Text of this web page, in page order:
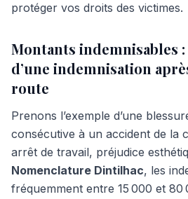
protéger vos droits des victimes.
Montants indemnisables
d’une indemnisation
route
Prenons l’exemple d’une
consécutive à un accident de la
arrêt de travail, préjudice
Nomenclature Dintilhac, les
fréquemment entre 15 000 et 80